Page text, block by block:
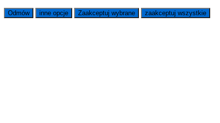
Odmów inne opcje Zaakceptuj wybrane zaakceptuj wszystkie